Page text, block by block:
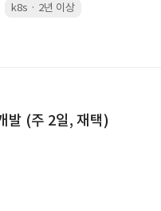
k8s · 2년 이상
발 (주 2일, 재택)